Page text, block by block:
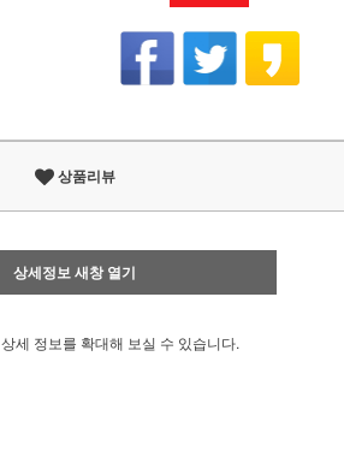
상품리뷰
상세정보 새창 열기
상세 정보를 확대해 보실 수 있습니다.